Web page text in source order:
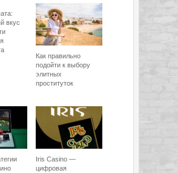
вкус
Как правильно
подойти к выбору
элитных
проституток
Iris Casino —
цифровая